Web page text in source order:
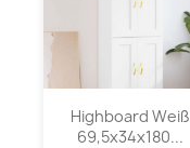
Highboard Weiß
69,5x34x180...